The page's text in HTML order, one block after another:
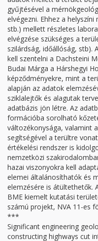
gyűjtésével a
elvégezni. Ehhez a
stb.) mellett részletes
elvégzése szükséges a
szilárdság, időállóság, stb).
kell szentelni a Dachsteini
Budai Márga a Hárshegyi
képződményekre, mint a
alapján az adatok
sziklalejtők és alagutak
adatbázis jön létre. Az
formációba sorolható
változékonysága, valamint
segítségével a terültre
értékelési rendszer is
nemzetközi
hazai viszonyokra kell
elemei általánosíthatók és
elemzésére is átültethetők.
BME kiemelt kutatási
számú projekt, NVA 11-es
***
Significant engineering
constructing highways cut